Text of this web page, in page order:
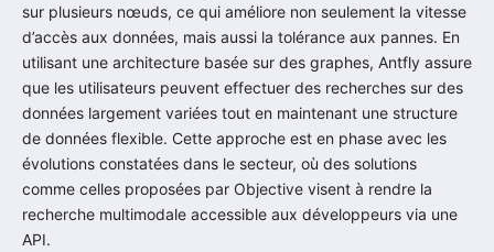
sur plusieurs nœuds, ce qui améliore non seulement la vitesse
d’accès aux données, mais aussi la tolérance aux pannes. En
utilisant une architecture basée sur des graphes, Antfly assure
que les utilisateurs peuvent effectuer des recherches sur des
données largement variées tout en maintenant une structure
de données flexible. Cette approche est en phase avec les
évolutions constatées dans le secteur, où des solutions
comme celles proposées par Objective visent à rendre la
recherche multimodale accessible aux développeurs via une
API.